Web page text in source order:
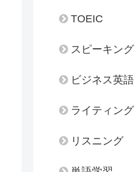
TOEIC
スピーキング
ビジネス英語
ライティング
リスニング